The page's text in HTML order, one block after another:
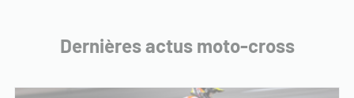
Dernières actus moto-cross